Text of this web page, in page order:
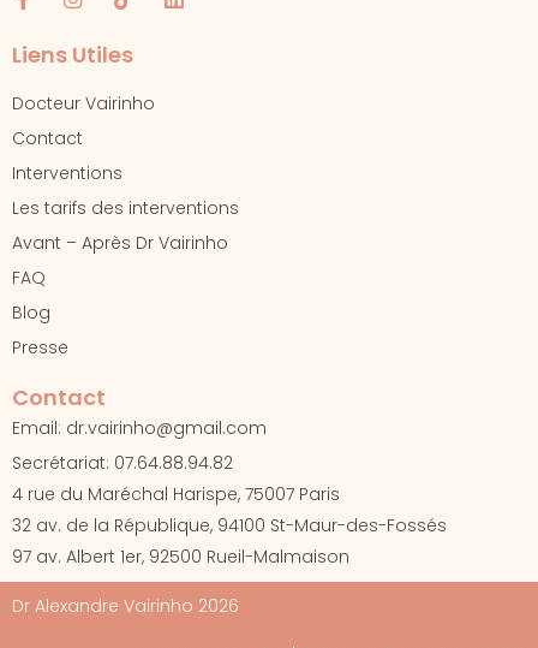
Liens Utiles
Docteur Vairinho
Contact
Interventions
Les tarifs des interventions
Avant – Après Dr Vairinho
FAQ
Blog
Presse
Contact
Email: dr.vairinho@gmail.com
Secrétariat: 07.64.88.94.82
4 rue du Maréchal Harispe, 75007 Paris
32 av. de la République, 94100 St-Maur-des-Fossés
97 av. Albert 1er, 92500 Rueil-Malmaison
Dr Alexandre Vairinho 2026